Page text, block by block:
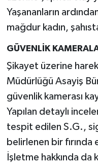
Yaşananların
mağdur kadın,
GÜVENLİK
Şikayet üzerine
Müdürlüğü Asayiş
güvenlik kamerası
Yapılan detaylı
tespit edilen S.G.,
belirlenen bir fırında
İşletme hakkında da